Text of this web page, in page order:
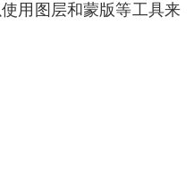
用图层和蒙版等工具来